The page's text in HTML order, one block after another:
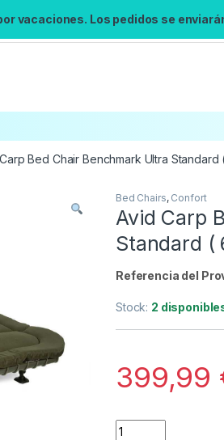
vacaciones. Los pedidos se enviarán
no disponible
el widget de búsqueda.
Bed Chair Benchmark Ultra Standard
Bed Chairs, Confort
Avid Carp
Standard (
Referencia del
Stock: 2
399,99